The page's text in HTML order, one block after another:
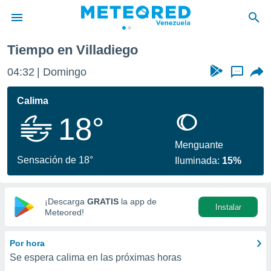
de
ha
calidad.
a este
las
y
digital
basada
Tiempo en Villadiego
04:32 Domingo ...
Calima
18°
Sensación de 18°
Menguante
Iluminada: 15%
¡Descarga GRATIS la app de
Meteored!
Instalar
Por hora
Se espera calima en las próximas horas